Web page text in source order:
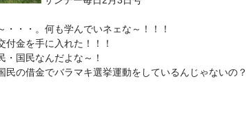
・・。何も学んでいネェな～！！！
金を手に入れた！！！
・国民なんだよな～！
の借金でバラマキ選挙運動をしているんじゃないの？